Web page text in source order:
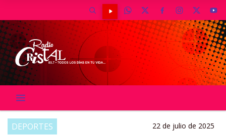
DEPORTES 22 de julio de 2025